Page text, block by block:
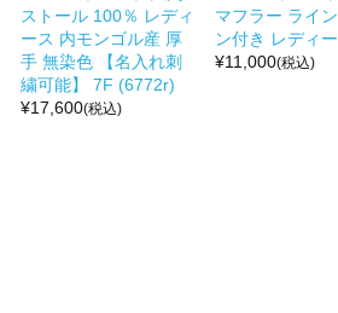
ストール 100％ レディ
ース 内モンゴル産 厚
手 無染色 【名入れ刺
繍可能】 7F (6772r)
¥17,600(税込)
マフラー ライ
ン付き レディ
¥11,000(税込)